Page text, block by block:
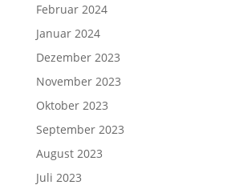
Februar 2024
Januar 2024
Dezember 2023
November 2023
Oktober 2023
September 2023
August 2023
Juli 2023